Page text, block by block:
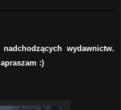
wydawnictw.
:)